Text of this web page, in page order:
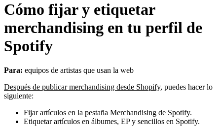
Cómo fijar y etiquetar
merchandising en tu perfil de
Spotify
Para: equipos de artistas que usan la web
Después de publicar merchandising desde Shopify, puedes hacer lo
siguiente:
Fijar artículos en la pestaña Merchandising de Spotify.
Etiquetar artículos en álbumes, EP y sencillos en Spotify.